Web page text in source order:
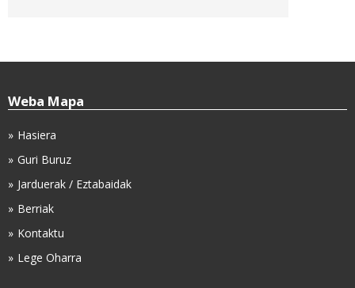
Weba Mapa
Hasiera
Guri Buruz
Jarduerak / Eztabaidak
Berriak
Kontaktu
Lege Oharra